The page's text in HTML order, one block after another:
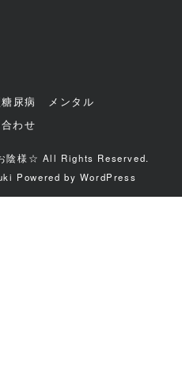
尿病
メンタル
わせ
陰様☆ All Rights Reserved.
Powered by WordPress